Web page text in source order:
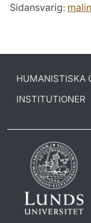
Sidansvarig:
HUMANISTISKA
INSTITUTIONER